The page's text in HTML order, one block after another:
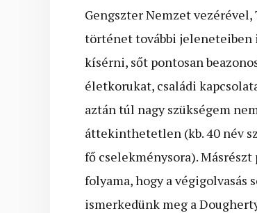
Gengszter Nemzet
történet további jeleneteiben
kísérni, sőt pontosan
életkorukat, családi
aztán túl nagy szükségem
áttekinthetetlen (kb. 40 név
fő cselekménysora).
folyama, hogy a
ismerkedünk meg a